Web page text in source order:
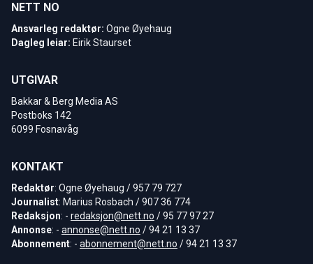
NETT NO
Ansvarleg redaktør: Ogne Øyehaug
Dagleg leiar: Eirik Staurset
UTGIVAR
Bakkar & Berg Media AS
Postboks 142
6099 Fosnavåg
KONTAKT
Redaktør: Ogne Øyehaug / 957 79 727
Journalist: Marius Rosbach / 907 36 774
Redaksjon: - redaksjon@nett.no / 95 77 97 27
Annonse: - annonse@nett.no / 94 21 13 37
Abonnement: - abonnement@nett.no / 94 21 13 37